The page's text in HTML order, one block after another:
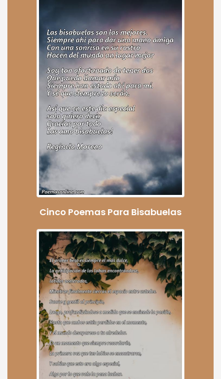
Cinco Poemas Para Bisabuelas